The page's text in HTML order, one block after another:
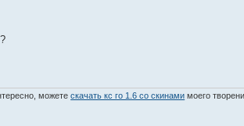
можетескачать кс го 1.6 со скинами моего